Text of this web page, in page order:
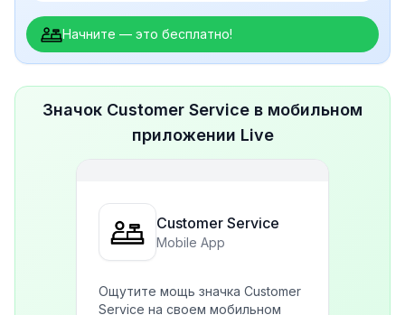
Начните — это бесплатно!
Значок Customer Service в мобильном
приложении Live
Customer Service
Mobile App
Ощутите мощь значка Customer
Service на своем мобильном